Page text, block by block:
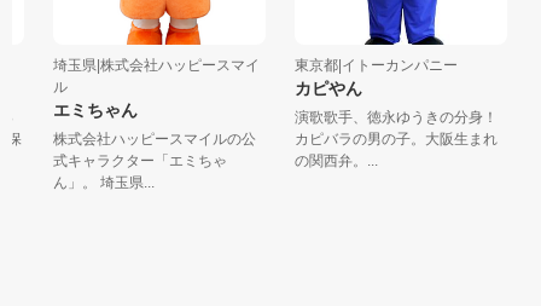
埼玉県|株式会社ハッピースマイ
ル
エミちゃん
株式会社ハッピースマイルの公
式キャラクター「エミちゃ
ん」。 埼玉県...
東京都|イトーカンパニー
カピやん
演歌歌手、徳永ゆうきの分身！
カピバラの男の子。大阪生まれ
の関西弁。...